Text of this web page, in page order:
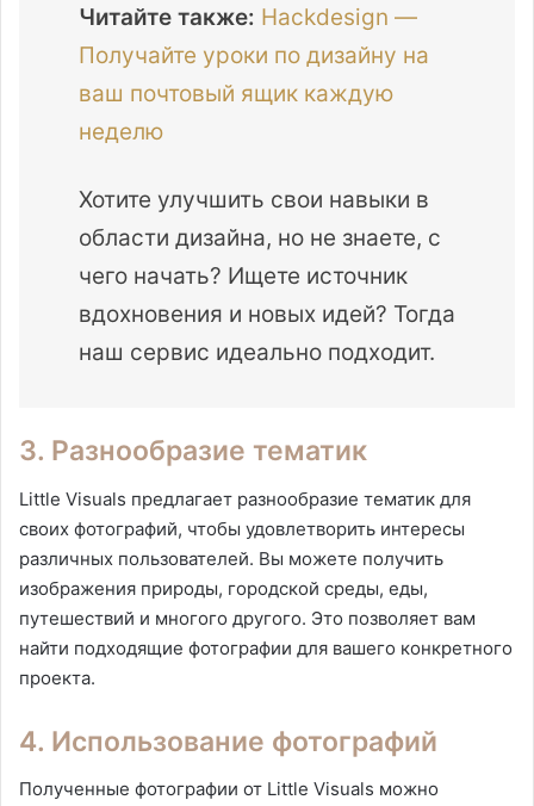
Читайте также: Hackdesign —
Получайте уроки по дизайну на
ваш почтовый ящик каждую
неделю
Хотите улучшить свои навыки в
области дизайна, но не знаете, с
чего начать? Ищете источник
вдохновения и новых идей? Тогда
наш сервис идеально подходит.
3. Разнообразие тематик
Little Visuals предлагает разнообразие тематик для
своих фотографий, чтобы удовлетворить интересы
различных пользователей. Вы можете получить
изображения природы, городской среды, еды,
путешествий и многого другого. Это позволяет вам
найти подходящие фотографии для вашего конкретного
проекта.
4. Использование фотографий
Полученные фотографии от Little Visuals можно